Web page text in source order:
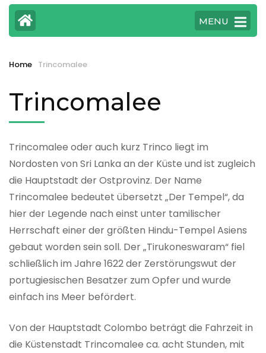
MENU
Home Trincomalee
Trincomalee
Trincomalee oder auch kurz Trinco liegt im
Nordosten von Sri Lanka an der Küste und ist zugleich
die Hauptstadt der Ostprovinz. Der Name
Trincomalee bedeutet übersetzt „Der Tempel“, da
hier der Legende nach einst unter tamilischer
Herrschaft einer der größten Hindu-Tempel Asiens
gebaut worden sein soll. Der „Tirukoneswaram“ fiel
schließlich im Jahre 1622 der Zerstörungswut der
portugiesischen Besatzer zum Opfer und wurde
einfach ins Meer befördert.
Von der Hauptstadt Colombo beträgt die Fahrzeit in
die Küstenstadt Trincomalee ca. acht Stunden, mit